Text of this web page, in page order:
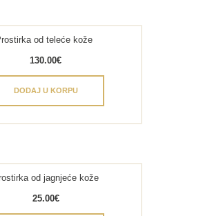
od teleće kože
130.00€
DODAJ U KORPU
od jagnjeće kože
25.00€